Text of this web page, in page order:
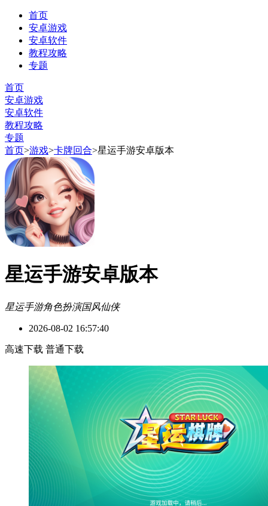
首页
安卓游戏
安卓软件
教程攻略
专题
首页
安卓游戏
安卓软件
教程攻略
专题
首页>游戏>卡牌回合>星运手游安卓版本
星运手游安卓版本
星运手游角色扮演国风仙侠
2026-08-02 16:57:40
高速下载 普通下载